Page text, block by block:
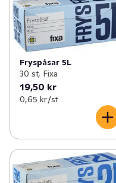
Fryspåsar 5L
30 st, Fixa
19,50 kr
0,65 kr /st